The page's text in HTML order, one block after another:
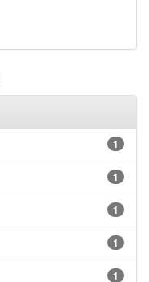
1
1
1
1
1